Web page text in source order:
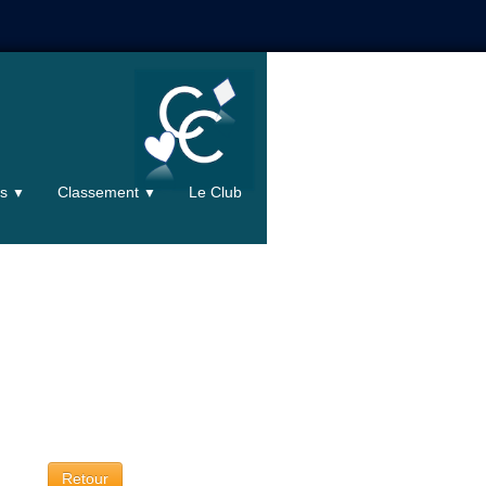
▼ Classement ▼ Le Club
Retour